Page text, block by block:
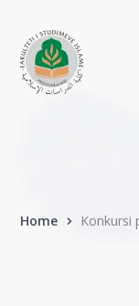
Home Konkursi